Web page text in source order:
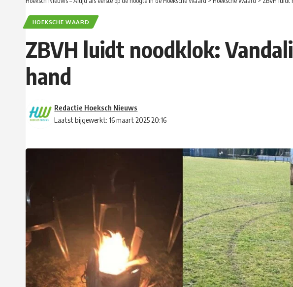
HOEKSCHE WAARD
ZBVH luidt noodklok:
hand
Laatst bijgewerkt: 16 maart 2025 20:16
Redactie Hoeksch Nieuws